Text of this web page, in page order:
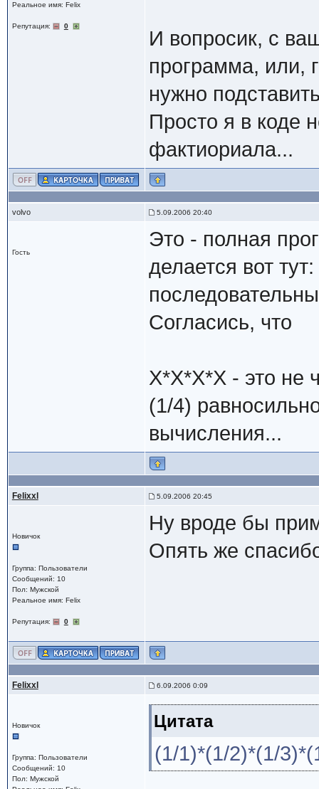
Реальное имя: Felix
Репутация: 0
И вопросик, с
программа, или,
нужно
Просто я в коде
фактиориала...
volvo 5.09.2006 20:40
Гость
Это - полная
делается вот
Согласись, что
X*X*X*X - это не
(1/4)
вычисления...
Felixxl 5.09.2006 20:45
Новичок
Группа: Пользователи
Сообщений: 10
Пол: Мужской
Реальное имя: Felix
Репутация: 0
Ну вроде бы
Опять же
Felixxl 6.09.2006 0:09
Новичок
Группа: Пользователи
Сообщений: 10
Пол: Мужской
Цитата
(1/1)*(1/2)*(1/